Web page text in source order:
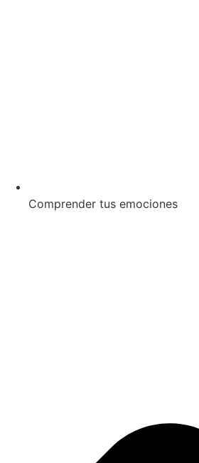
Comprender tus emociones